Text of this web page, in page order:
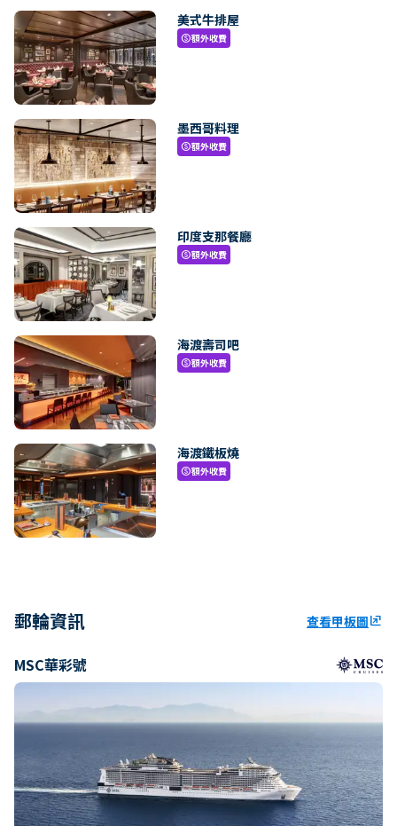
美式牛排屋
paid額外收費
墨西哥料理
paid額外收費
印度支那餐廳
paid額外收費
海渡壽司吧
paid額外收費
海渡鐵板燒
paid額外收費
郵輪資訊 查看甲板圖ungroup
MSC華彩號